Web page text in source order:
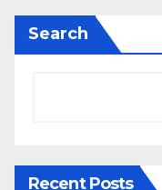
Search
Recent Posts